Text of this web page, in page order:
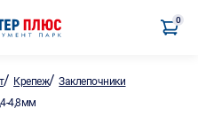
0
/ Крепеж/Заклепочники
4,8мм